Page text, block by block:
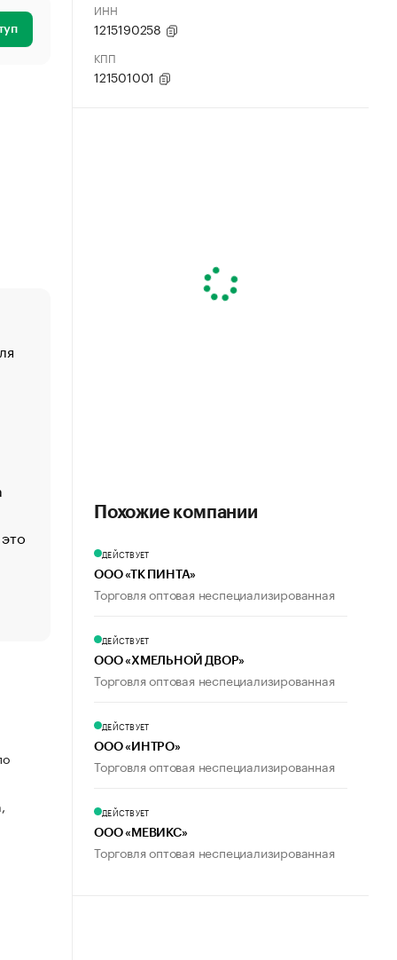
Что обвинения против Павла Дурова значат для
пользователей
ИНН
1215190258
КПП
121501001
Похожие компании
ДЕЙСТВУЕТ
ООО «ТК ПИНТА»
Торговля оптовая неспециализированная
ДЕЙСТВУЕТ
ООО «ХМЕЛЬНОЙ ДВОР»
Торговля оптовая неспециализированная
ДЕЙСТВУЕТ
ООО «ИНТРО»
Торговля оптовая неспециализированная
ДЕЙСТВУЕТ
ООО «МЕВИКС»
Торговля оптовая неспециализированная